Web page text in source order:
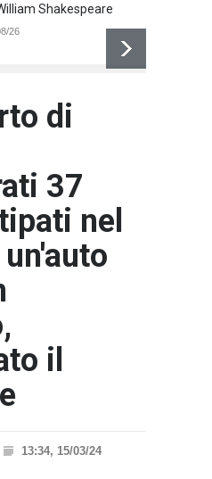
Shakespeare
26
di
37
nel
il
13:34, 15/03/24